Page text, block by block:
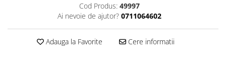
Tincturi si Gemoderivate
Vitamine si minerale
Cod Produs: 49997
Ai nevoie de ajutor? 0711064602
Adauga la Favorite Cere informatii